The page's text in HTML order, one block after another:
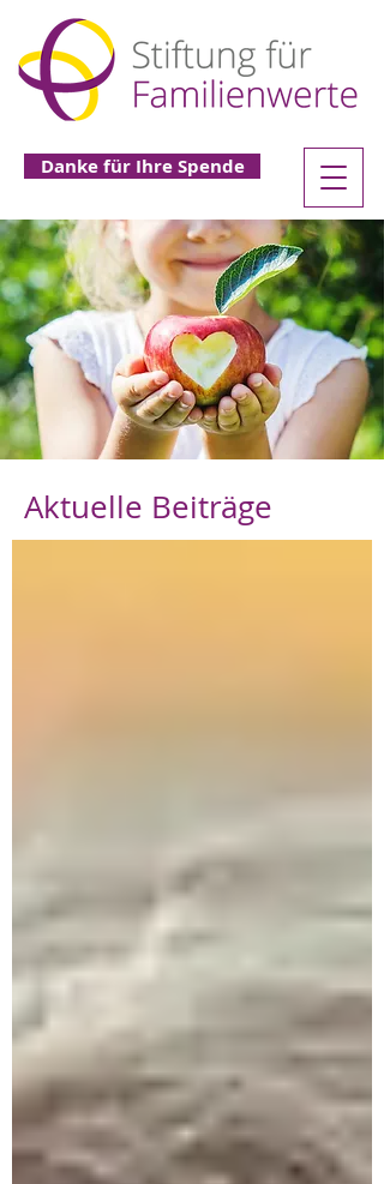
Danke für Ihre Spende
Aktuelle Beiträge